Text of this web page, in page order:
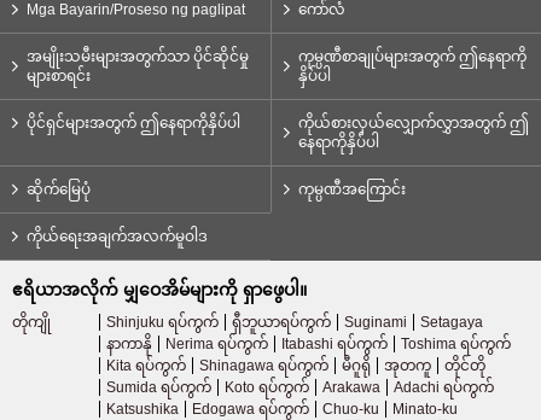
Mga Bayarin/Proseso ng paglipat ကော်လံ
အမျိုးသမီးများအတွက်သာ ပိုင်ဆိုင်မှု
များစာရင်း
ကုမ္ပဏီစာချုပ်များအတွက် ဤနေရာကို
နှိပ်ပါ
ပိုင်ရှင်များအတွက် ဤနေရာကိုနှိပ်ပါ
ကိုယ်စားလှယ်လျှောက်လွှာအတွက် ဤ
နေရာကိုနှိပ်ပါ
ဆိုက်မြေပုံ ကုမ္ပဏီအကြောင်း
ကိုယ်ရေးအချက်အလက်မူဝါဒ
ဧရိယာအလိုက် မျှဝေအိမ်များကို ရှာဖွေပါ။
တိုကျို Shinjuku ရပ်ကွက် ရှီဘူယာရပ်ကွက် Suginami
Setagaya
နာကာနို
Nerima ရပ်ကွက် Itabashi ရပ်ကွက်
Toshima ရပ်ကွက်
Kita ရပ်ကွက်
Shinagawa ရပ်ကွက် မီဂူရို အုတကူ
တိုင်တို
Sumida ရပ်ကွက်
Koto ရပ်ကွက် Arakawa
Adachi ရပ်ကွက်
Katsushika
Edogawa ရပ်ကွက် Chuo-ku
Minato-ku